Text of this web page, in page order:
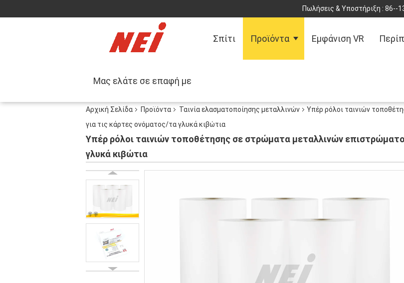
Πωλήσεις & Υποστήριξη : 86--
Σπίτι Προϊόντα Εμφάνιση VR
Μας ελάτε σε επαφή με
Αρχική Σελίδα Προϊόντα Ταινία ελασματοποίησης μεταλλινών
Υπέρ ρόλοι ταινιών
για τις κάρτες ονόματος/τα γλυκά κιβώτια
Υπέρ ρόλοι ταινιών τοποθέτησης σε στρώματα μεταλλινών
γλυκά κιβώτια